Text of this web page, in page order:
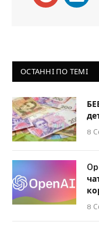
ОСТАННІ ПО ТЕМІ
8
8